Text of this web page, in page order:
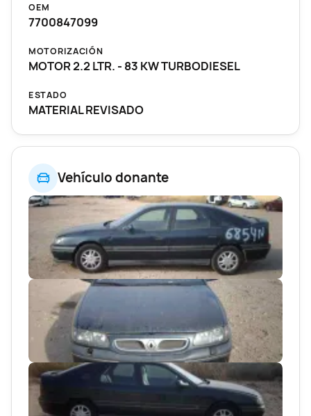
Vehículo donante
OEM
7700847099
MOTORIZACIÓN
MOTOR 2.2 LTR. - 83 KW TURBODIESEL
ESTADO
MATERIAL REVISADO